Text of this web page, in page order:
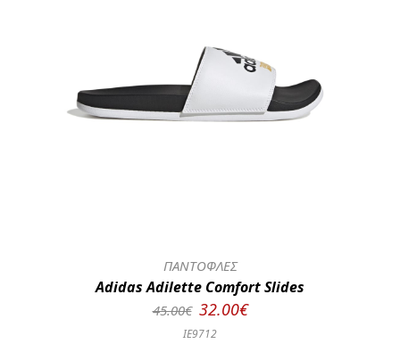
ΠΑΝΤΟΦΛΕΣ
Adidas Adilette Comfort Slides
45.00€ 32.00€
IE9712